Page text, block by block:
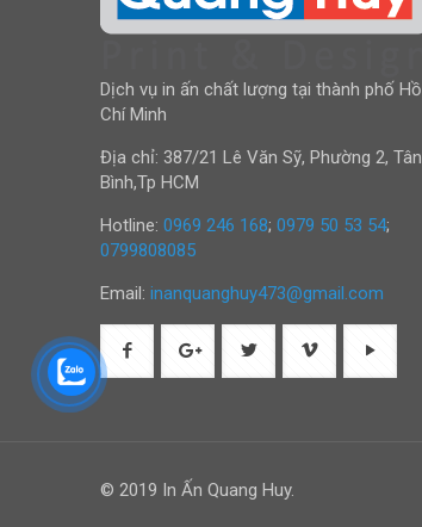
Dịch vụ in ấn chất lượng tại thành phố Hồ
Chí Minh
Địa chỉ: 387/21 Lê Văn Sỹ, Phường 2, Tân
Bình,Tp HCM
Hotline: 0969 246 168; 0979 50 53 54;
0799808085
Email: inanquanghuy473@gmail.com
© 2019 In Ấn Quang Huy.